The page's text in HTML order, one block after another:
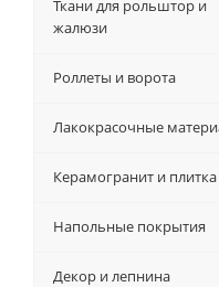
Ткани для рольштор и
жалюзи
Роллеты и ворота
Лакокрасочные
Керамогранит и плитка
Напольные покрытия
Декор и лепнина